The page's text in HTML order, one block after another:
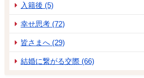
入籍後 (5)
幸せ思考 (72)
皆さまへ (29)
結婚に繋がる交際 (66)